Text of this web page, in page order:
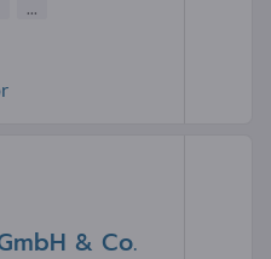
...
& Co.